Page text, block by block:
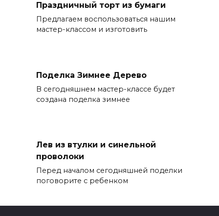
Праздничный торт из бумаги
Предлагаем воспользоваться нашим
мастер-классом и изготовить
Поделка Зимнее Дерево
В сегодняшнем мастер-классе будет
создана поделка зимнее
Лев из втулки и синельной
проволоки
Перед началом сегодняшней поделки
поговорите с ребенком